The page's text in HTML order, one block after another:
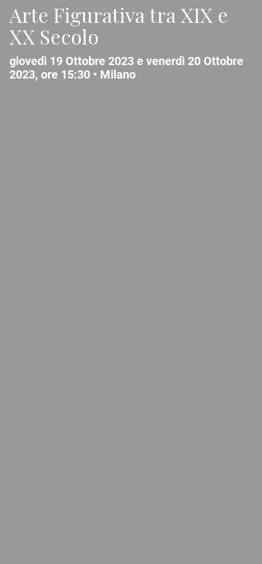
Arte Figurativa tra XIX e
XX Secolo
giovedì 19 Ottobre 2023 e venerdì 20 Ottobre
2023, ore 15:30 • Milano